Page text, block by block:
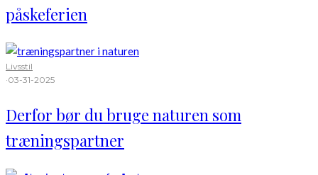
påskeferien
Livsstil
·03-31-2025
Derfor bør du bruge naturen som
træningspartner